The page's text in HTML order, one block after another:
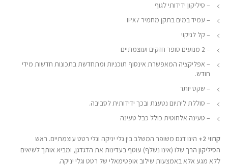
– סיליקון ידידותי לגוף
– עמיד במים בתקן מחמיר IPX7
– קל לניקוי
– 2 מנועים סופר חזקים ועוצמתיים
– אפליקציה המאפשרת אינסוף תוכניות ומתחדשת בתכונות חדשות מידי
חודש.
– שקט יותר
– סוללת ליתיום נטענת ובכך ידידותית לסביבה.
– טעינה אלחוטית כולל כבל טעינה
קרווי 2+
הינו דגם משופר המשלב בין גלי יניקה וגלי רטט עוצמתיים. ראש
הסיליקון הרך שלו (אינו נשלף) עוטף בעדינות את הדגדגן, ומביא אותך לשיאים
ללא מגע אלא באמצעות שילוב אופטימאלי של רטט וגלי יניקה.